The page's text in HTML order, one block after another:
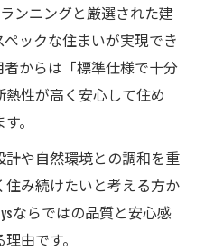
ンニングと厳選された建
ックな住まいが実現でき
からは「標準仕様で十分
性が高く安心して住め
。
や自然環境との調和を重
み続けたいと考える方か
ならではの品質と安心感
由です。